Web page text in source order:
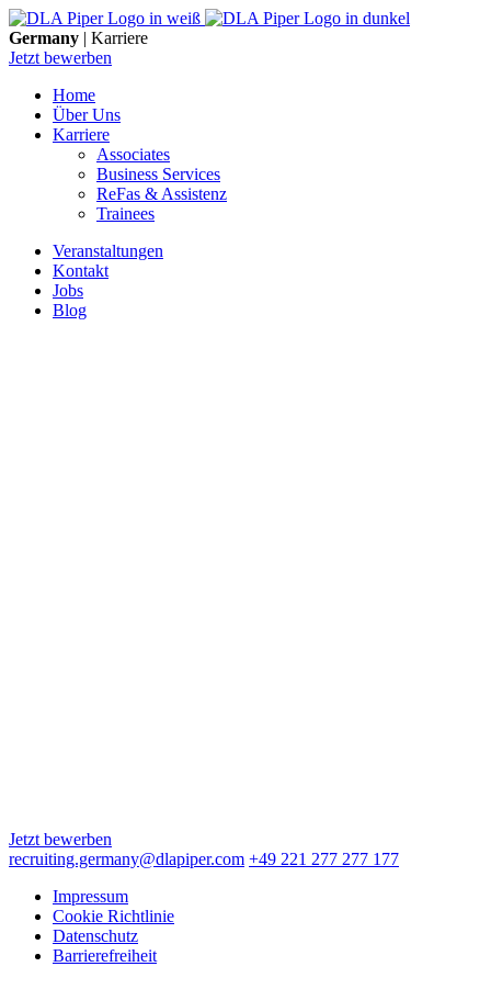
Skip
to
content
Germany | Karriere
Jetzt bewerben
Home
Über Uns
Karriere
Associates
Business Services
ReFas & Assistenz
Trainees
Veranstaltungen
Kontakt
Jobs
Blog
Jetzt bewerben
recruiting.germany@dlapiper.com +49 221 277 277 177
Impressum
Cookie Richtlinie
Datenschutz
Barrierefreiheit